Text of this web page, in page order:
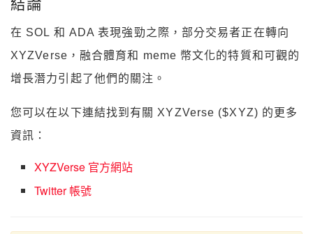
在 SOL 和 ADA 表現強勁之際，部分交易者正在轉向
XYZVerse，融合體育和 meme 幣文化的特質和可觀的
增長潛力引起了他們的關注。
您可以在以下連結找到有關 XYZVerse ($XYZ) 的更多
資訊：
XYZVerse 官方網站
Twitter 帳號